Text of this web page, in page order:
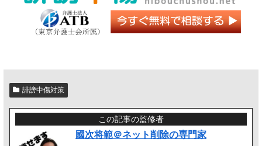
誹謗中傷対策
この記事の監修者
國次将範＠ネット削除の専門家